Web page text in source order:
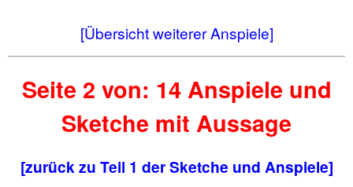
[Übersicht weiterer Anspiele]
Seite 2 von: 14 Anspiele und
Sketche mit Aussage
[zurück zu Teil 1 der Sketche und Anspiele]